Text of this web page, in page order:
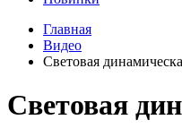
Главная
Видео
Световая
Световая